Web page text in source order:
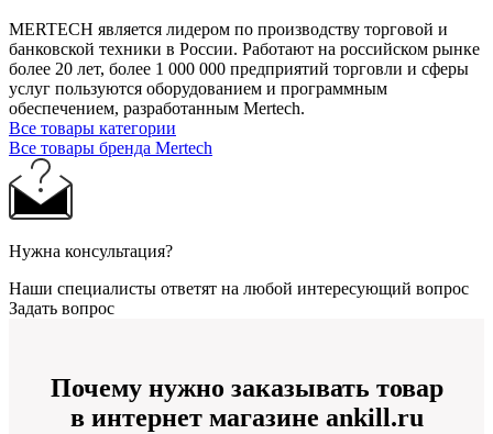
MERTECH является лидером по производству торговой и
банковской техники в России. Работают на российском рынке
более 20 лет, более 1 000 000 предприятий торговли и сферы
услуг пользуются оборудованием и программным
обеспечением, разработанным Mertech.
Все товары категории
Все товары бренда Mertech
Нужна консультация?
Наши специалисты ответят на любой интересующий вопрос
Задать вопрос
Почему нужно заказывать товар
в интернет магазине ankill.ru